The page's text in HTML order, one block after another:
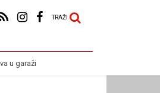
TRAŽI
u garaži